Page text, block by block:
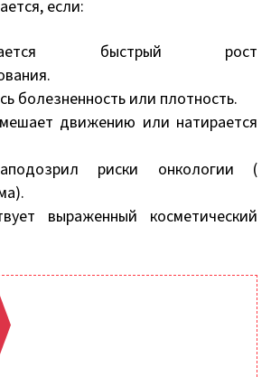
если:
быстрый рост
болезненность или плотность.
движению или натирается
риски онкологии (
выраженный косметический